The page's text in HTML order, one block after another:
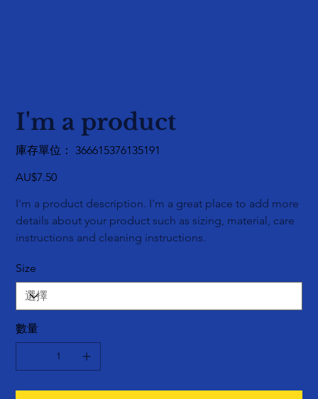
I'm a product
庫存單位：
SKU
366615376135191
366615376135191
價
格
AU$7.50
I'm a product description. I'm a great place to add more
details about your product such as sizing, material, care
instructions and cleaning instructions.
Size
數量